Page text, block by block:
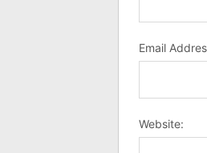
Email
Website: